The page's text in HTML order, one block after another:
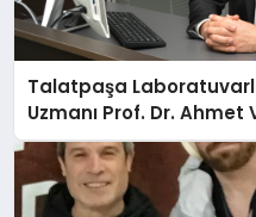
Talatpaşa
Uzmanı Prof. Dr. Ahmet